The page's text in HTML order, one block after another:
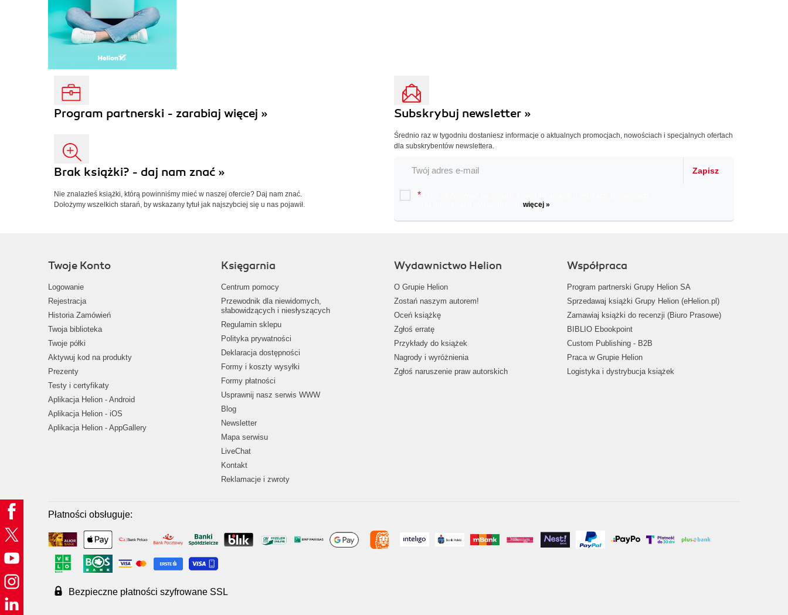
Program partnerski - zarabiaj więcej »
Brak książki? - daj nam znać »
Nie znalazłeś książki, którą powinniśmy mieć w naszej ofercie? Daj nam znać.
Dołożymy wszelkich starań, by wskazany tytuł jak najszybciej się u nas pojawił.
Subskrybuj newsletter »
Średnio raz w tygodniu dostaniesz informacje o aktualnych promocjach, nowościach i specjalnych ofertach
dla subskrybentów newslettera.
Zapisz
*
więcej »
Twoje Konto
Logowanie
Rejestracja
Historia Zamówień
Twoja biblioteka
Twoje półki
Aktywuj kod na produkty
Prezenty
Testy i certyfikaty
Aplikacja Helion - Android
Aplikacja Helion - iOS
Aplikacja Helion - AppGallery
Księgarnia
Centrum pomocy
Przewodnik dla niewidomych,
słabowidzących i niesłyszących
Regulamin sklepu
Polityka prywatności
Deklaracja dostępności
Formy i koszty wysyłki
Formy płatności
Usprawnij nasz serwis WWW
Blog
Newsletter
Mapa serwisu
LiveChat
Kontakt
Reklamacje i zwroty
Wydawnictwo Helion
O Grupie Helion
Zostań naszym autorem!
Oceń książkę
Zgłoś erratę
Przykłady do książek
Nagrody i wyróżnienia
Zgłoś naruszenie praw autorskich
Współpraca
Program partnerski Grupy Helion SA
Sprzedawaj książki Grupy Helion (eHelion.pl)
Zamawiaj książki do recenzji (Biuro Prasowe)
BIBLIO Ebookpoint
Custom Publishing - B2B
Praca w Grupie Helion
Logistyka i dystrybucja książek
Płatności obsługuje:
Bezpieczne płatności szyfrowane SSL